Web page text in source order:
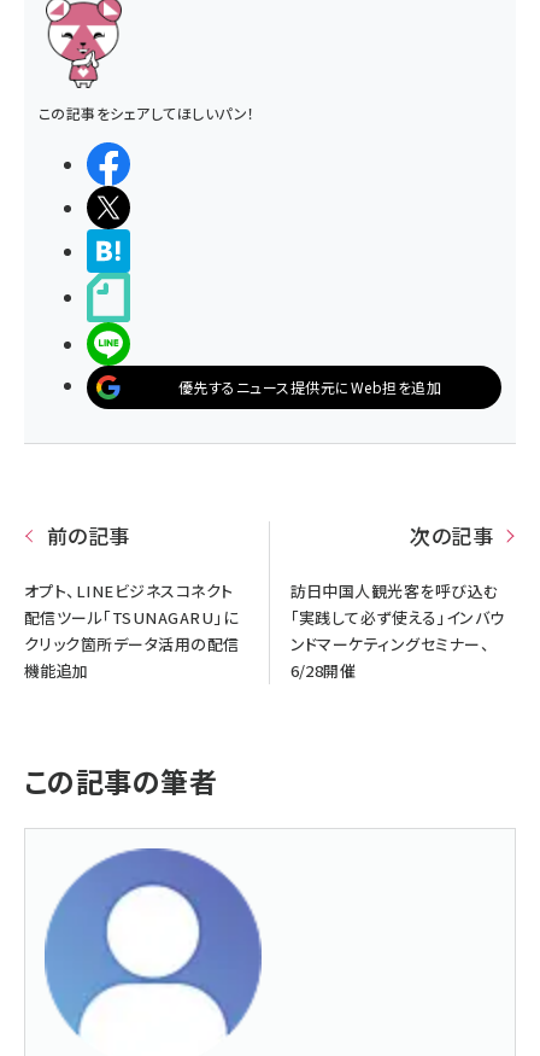
この記事をシェアしてほしいパン！
優先するニュース提供元にWeb担を追加
前の記事
オプト、LINEビジネスコネクト
配信ツール「TSUNAGARU」に
クリック箇所データ活用の配信
機能追加
次の記事
訪日中国人観光客を呼び込む
「実践して必ず使える」インバウ
ンドマーケティングセミナー、
6/28開催
この記事の筆者